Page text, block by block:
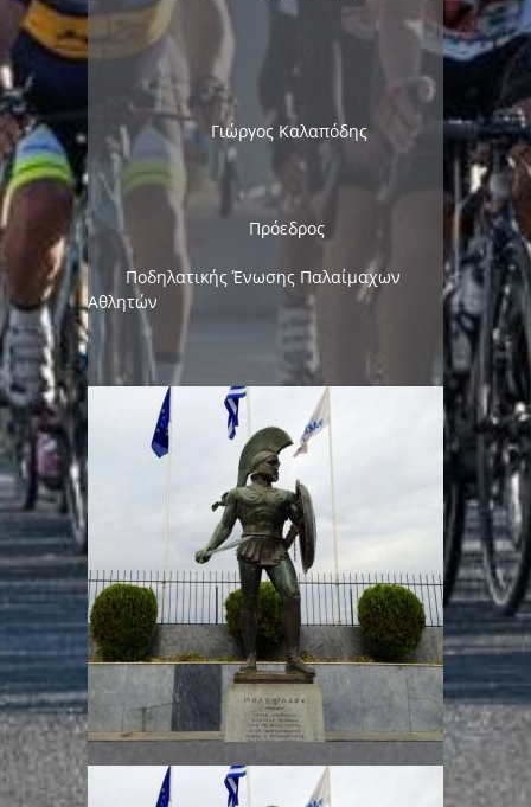
Γιώργος Καλαπόδης
Πρόεδρος
Ποδηλατικής Ένωσης Παλαίμαχων
Αθλητών